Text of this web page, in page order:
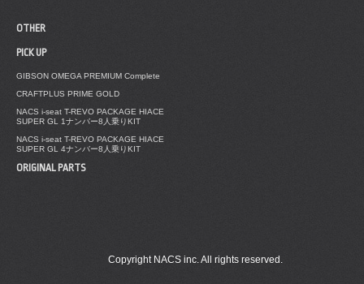
OTHER
PICK UP
GIBSON OMEGA PREMIUM Complete
CRAFTPLUS PRIME GOLD
NACS i-seat T-REVO PACKAGE HIACE
SUPER GL 1ナンバー8人乗りKIT
NACS i-seat T-REVO PACKAGE HIACE
SUPER GL 4ナンバー8人乗りKIT
ORIGINAL PARTS
Copyright NACS inc. All rights reserved.